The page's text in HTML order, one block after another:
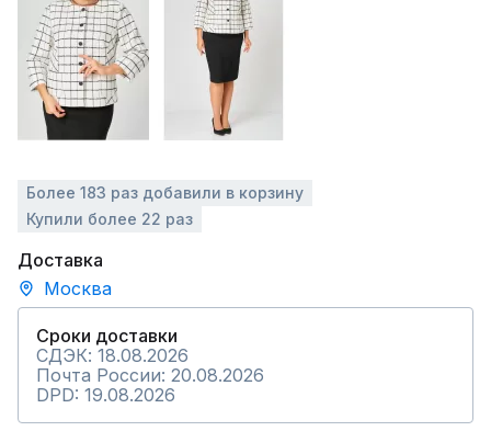
Более 183 раз добавили в корзину
Купили более 22 раз
Доставка
Москва
Сроки доставки
СДЭК: 18.08.2026
Почта России: 20.08.2026
DPD: 19.08.2026